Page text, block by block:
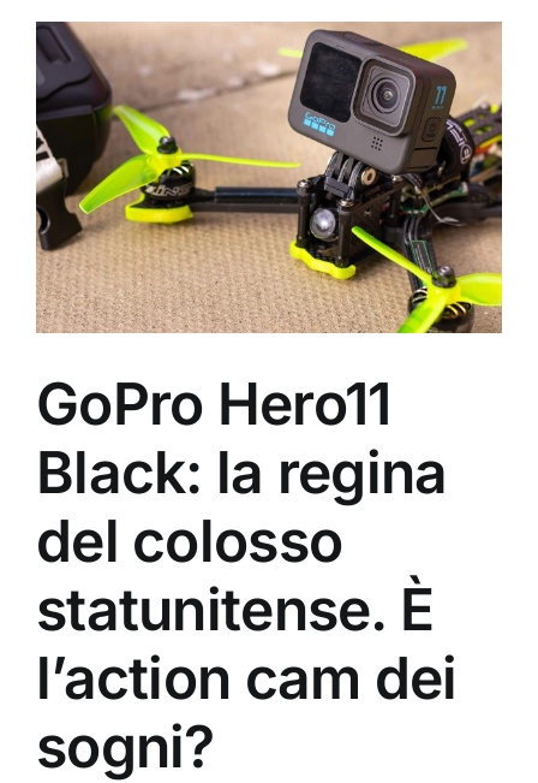
Ingrandisci
immagine
GoPro Hero11
Black: la regina
del colosso
statunitense. È
l’action cam dei
sogni?